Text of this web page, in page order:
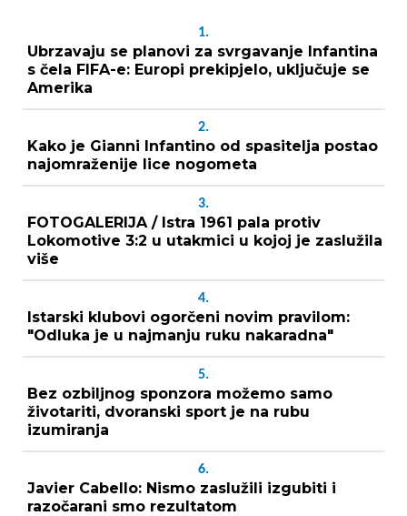
1.
Ubrzavaju se planovi za svrgavanje Infantina
s čela FIFA-e: Europi prekipjelo, uključuje se
Amerika
2.
Kako je Gianni Infantino od spasitelja postao
najomraženije lice nogometa
3.
FOTOGALERIJA / Istra 1961 pala protiv
Lokomotive 3:2 u utakmici u kojoj je zaslužila
više
4.
Istarski klubovi ogorčeni novim pravilom:
"Odluka je u najmanju ruku nakaradna"
5.
Bez ozbiljnog sponzora možemo samo
životariti, dvoranski sport je na rubu
izumiranja
6.
Javier Cabello: Nismo zaslužili izgubiti i
razočarani smo rezultatom